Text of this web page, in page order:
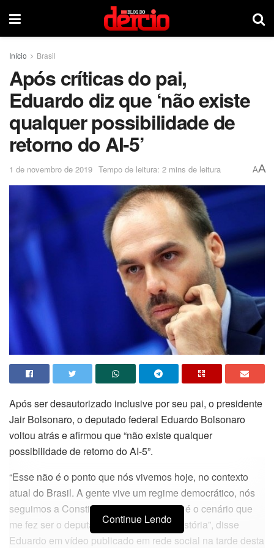
Início Brasil
Após críticas do pai,
Eduardo diz que ‘não existe
qualquer possibilidade de
retorno do AI-5’
1 de novembro de 2019 Tempo de leitura: 2 mins de leitura AA
Após ser desautorizado inclusive por seu pai, o presidente
Jair Bolsonaro, o deputado federal Eduardo Bolsonaro
voltou atrás e afirmou que “não existe qualquer
possibilidade de retorno do AI-5”.
“Esse não é o ponto que nós vivemos hoje, no contexto
atual do Brasil. A gente vive um regime democrático, nós
seguimos a Constituição. Inclusive esse é o cenário que
me fez ser o deputado mais votado da história”, disse
Eduardo em vídeo publicado em rede social na tarde desta
Continue Lendo